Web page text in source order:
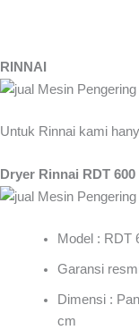
RINNAI
Untuk Rinnai kami
Dryer Rinnai RDT
Model : RDT
Garansi
Dimensi :
cm